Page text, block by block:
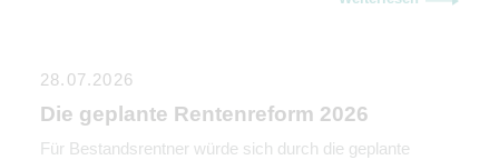
28.07.2026
Die geplante Rentenreform 2026
Für Bestandsrentner würde sich durch die geplante